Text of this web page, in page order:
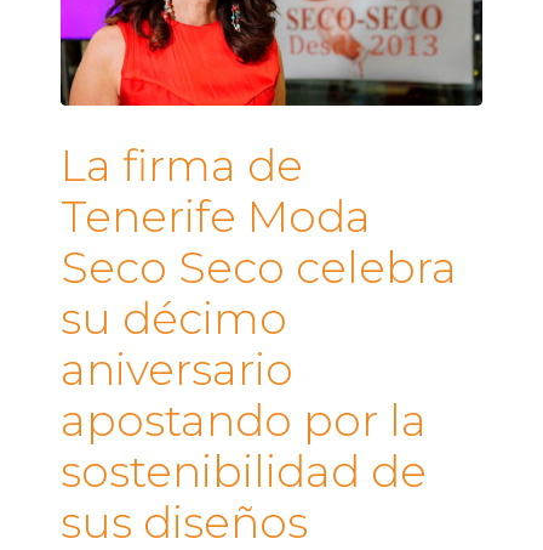
La firma de
Tenerife Moda
Seco Seco celebra
su décimo
aniversario
apostando por la
sostenibilidad de
sus diseños